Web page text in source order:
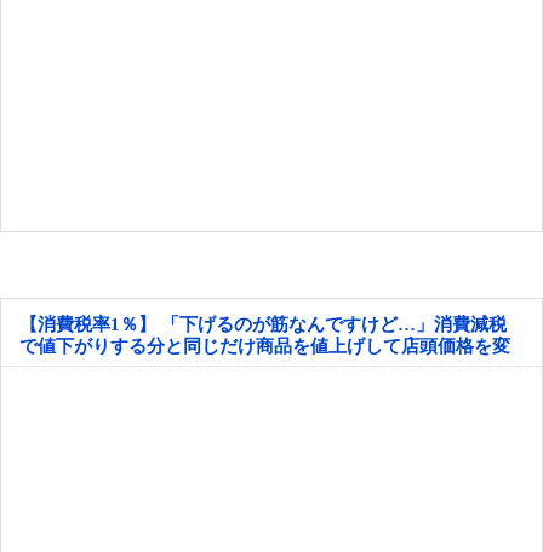
【消費税率1％】 「下げるのが筋なんですけど…」消費減税
で値下がりする分と同じだけ商品を値上げして店頭価格を変
えない店も